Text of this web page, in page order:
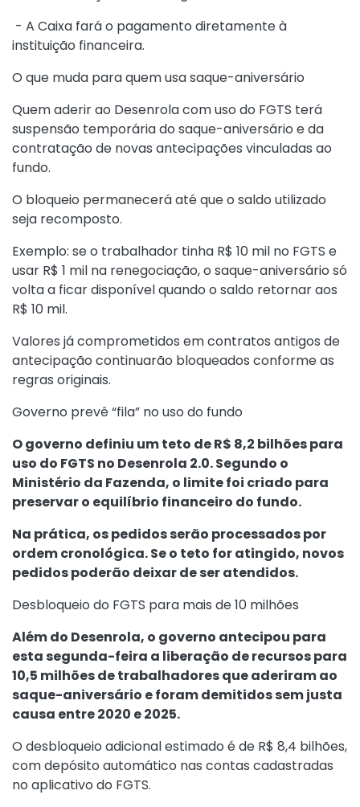
- A Caixa fará o pagamento diretamente à
instituição financeira.
O que muda para quem usa saque-aniversário
Quem aderir ao Desenrola com uso do FGTS terá
suspensão temporária do saque-aniversário e da
contratação de novas antecipações vinculadas ao
fundo.
O bloqueio permanecerá até que o saldo utilizado
seja recomposto.
Exemplo: se o trabalhador tinha R$ 10 mil no FGTS e
usar R$ 1 mil na renegociação, o saque-aniversário só
volta a ficar disponível quando o saldo retornar aos
R$ 10 mil.
Valores já comprometidos em contratos antigos de
antecipação continuarão bloqueados conforme as
regras originais.
Governo prevê “fila” no uso do fundo
O governo definiu um teto de R$ 8,2 bilhões para
uso do FGTS no Desenrola 2.0. Segundo o
Ministério da Fazenda, o limite foi criado para
preservar o equilíbrio financeiro do fundo.
Na prática, os pedidos serão processados por
ordem cronológica. Se o teto for atingido, novos
pedidos poderão deixar de ser atendidos.
Desbloqueio do FGTS para mais de 10 milhões
Além do Desenrola, o governo antecipou para
esta segunda-feira a liberação de recursos para
10,5 milhões de trabalhadores que aderiram ao
saque-aniversário e foram demitidos sem justa
causa entre 2020 e 2025.
O desbloqueio adicional estimado é de R$ 8,4 bilhões,
com depósito automático nas contas cadastradas
no aplicativo do FGTS.